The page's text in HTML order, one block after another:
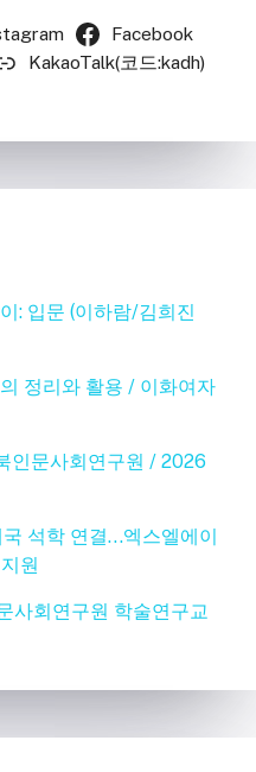
Facebook
KakaoTalk(코드:kadh)
: 입문 (이하람/김희진
정리와 활용 / 이화여자
인문사회연구원 / 2026
석학 연결…엑스엘에이
원
사회연구원 학술연구교